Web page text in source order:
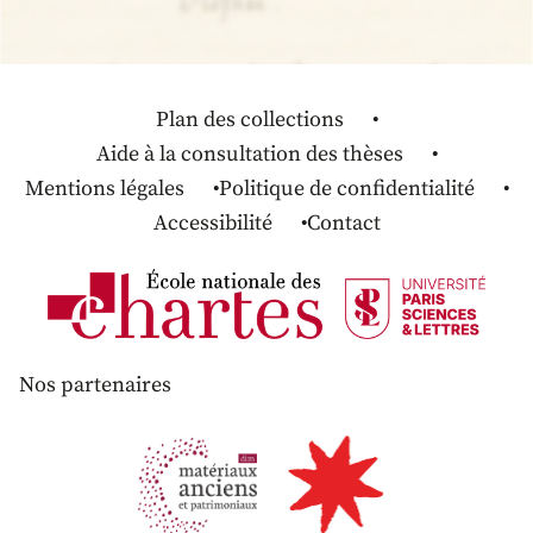
Plan des collections
Aide à la consultation des thèses
Mentions légales
Politique de confidentialité
Accessibilité
Contact
Nos partenaires